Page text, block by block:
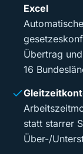
Excel
Übertrag
16
statt starrer
Über-/